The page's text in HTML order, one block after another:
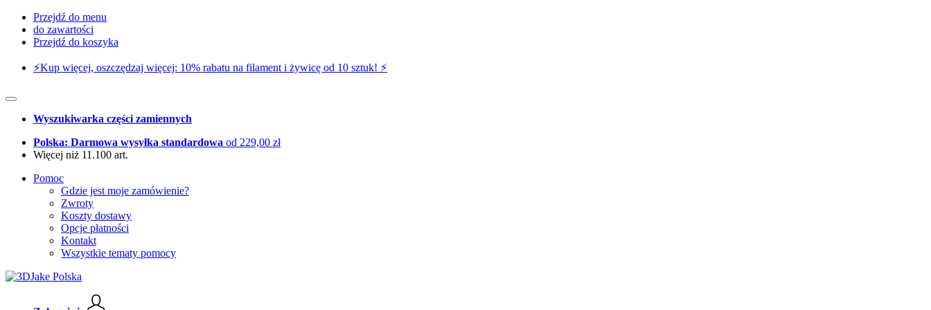
Przejdź do menu
do zawartości
Przejdź do koszyka
⚡️Kup więcej, oszczędzaj więcej: 10% rabatu na filament i żywicę od 10 sztuk! ⚡️
Wyszukiwarka części zamiennych
Polska: Darmowa wysyłka standardowa od 229,00 zł
Więcej niż 11.100 art.
Pomoc
Gdzie jest moje zamówienie?
Zwroty
Koszty dostawy
Opcje płatności
Kontakt
Wszystkie tematy pomocy